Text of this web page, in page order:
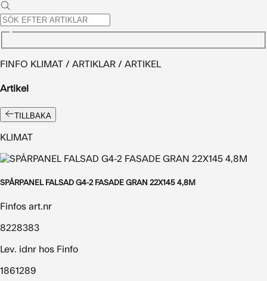
FINFO KLIMAT / ARTIKLAR / ARTIKEL
Artikel
TILLBAKA
KLIMAT
SPÅRPANEL FALSAD G4-2 FASADE GRAN 22X145 4,8M
Finfos art.nr
8228383
Lev. idnr hos Finfo
1861289